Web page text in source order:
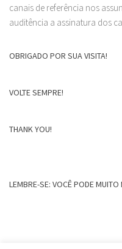
canais de referência nos
auditência a assinatura dos
OBRIGADO POR SUA VISITA!
VOLTE SEMPRE!
THANK YOU!
LEMBRE-SE: VOCÊ PODE MUITO